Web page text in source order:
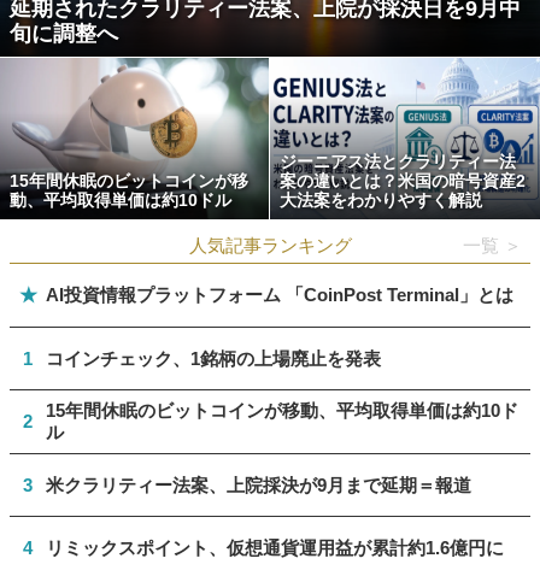
延期されたクラリティー法案、上院が採決日を9月中
旬に調整へ
15年間休眠のビットコインが移
動、平均取得単価は約10ドル
ジーニアス法とクラリティー法
案の違いとは？米国の暗号資産2
大法案をわかりやすく解説
人気記事ランキング 一覧 ＞
★ AI投資情報プラットフォーム 「CoinPost Terminal」とは
1 コインチェック、1銘柄の上場廃止を発表
2
15年間休眠のビットコインが移動、平均取得単価は約10ド
ル
3 米クラリティー法案、上院採決が9月まで延期＝報道
4 リミックスポイント、仮想通貨運用益が累計約1.6億円に